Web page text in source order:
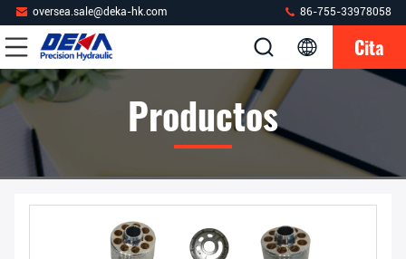
oversea.sale@deka-hk.com 86-755-33978058
Cita
Productos